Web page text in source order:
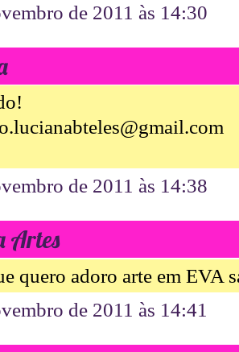
de 2011 às 14:30
de 2011 às 14:38
Artes
quero adoro arte em EVA
de 2011 às 14:41